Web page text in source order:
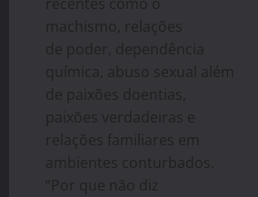
machismo, relações
de poder, dependência
química, abuso sexual além
de paixões doentias,
paixões verdadeiras e
relações familiares em
ambientes conturbados.
“Por que não diz